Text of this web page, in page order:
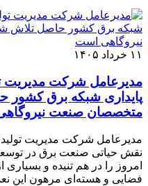
۱۱ خرداد ۱۴۰۵
مدیرعامل شرکت مدیریت
پایداری شبکه برق کشور
متخصصان صنعت
مدیرعامل شرکت مدیریت تولید
نقش حیاتی صنعت برق در
امروز را در هم تنیده و
فضایی و هسته‌ای مرهون این